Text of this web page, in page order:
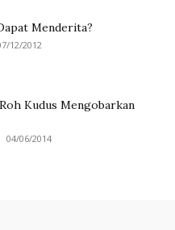
Menderita?
12/2012
Kudus Mengobarkan
04/06/2014